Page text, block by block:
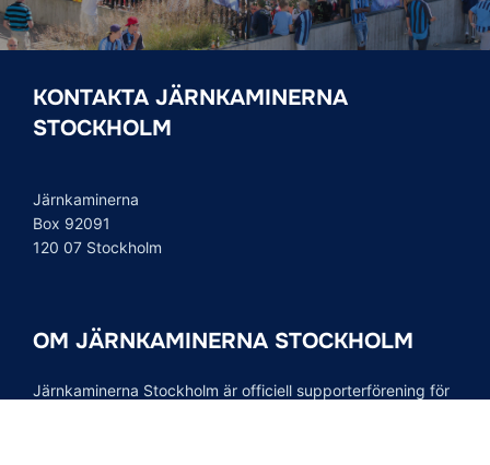
KONTAKTA JÄRNKAMINERNA
STOCKHOLM
Järnkaminerna
Box 92091
120 07 Stockholm
OM JÄRNKAMINERNA STOCKHOLM
Järnkaminerna Stockholm är officiell supporterförening för